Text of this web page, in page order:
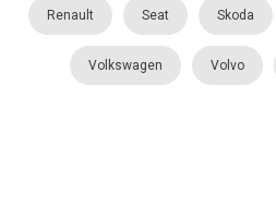
Renault Seat Skoda
Volkswagen Volvo